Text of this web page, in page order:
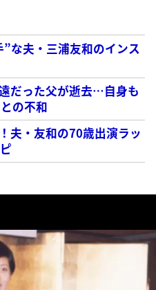
な夫・三浦友和のインス
だった父が逝去…自身も
の不和
夫・友和の70歳出演ラッ